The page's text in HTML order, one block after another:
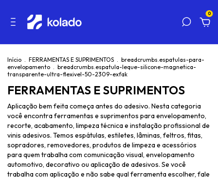
0
Início . FERRAMENTAS E SUPRIMENTOS . breadcrumbs.espatulas-para-
envelopamento . breadcrumbs.espatula-leque-silicone-magnetica-
transparente-ultra-flexivel-50-2309-exfak
FERRAMENTAS E SUPRIMENTOS
Aplicação bem feita começa antes do adesivo. Nesta categoria
você encontra ferramentas e suprimentos para envelopamento,
recorte, acabamento, limpeza técnica e instalação profissional de
vinis adesivos. Temos espátulas, estiletes, lâminas, feltros, fitas,
sopradores, removedores, produtos de limpeza e acessórios
para quem trabalha com comunicação visual, envelopamento
automotivo, decorativo ou aplicação de adesivos. Se você
trabalha com aplicação e não sabe qual ferramenta escolher, fale